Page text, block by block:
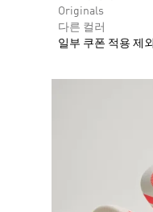
Originals
다른 컬러
일부 쿠폰 적용 제외